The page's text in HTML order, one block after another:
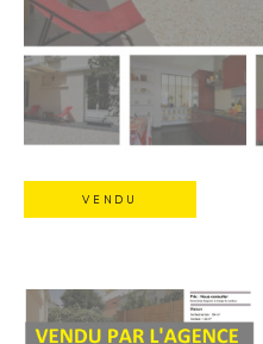
VENDU